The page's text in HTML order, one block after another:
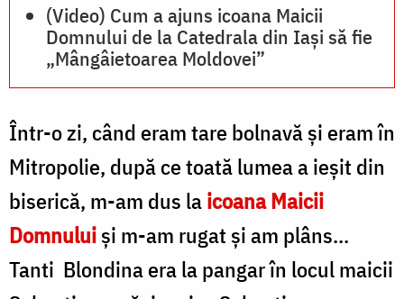
(Video) Cum a ajuns icoana Maicii
Domnului de la Catedrala din Iași să fie
„Mângâietoarea Moldovei”
Într-o zi, când eram tare bolnavă şi eram în
Mitropolie, după ce toată lumea a ieşit din
biserică, m-am dus laicoana Maicii
Domnuluişi m-am rugat şi am plâns...
Tanti Blondina era la pangar în locul maicii